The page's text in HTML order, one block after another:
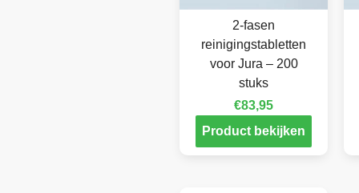
2-fasen
reinigingstabletten
voor Jura – 200
stuks
€83,95
Product bekijken